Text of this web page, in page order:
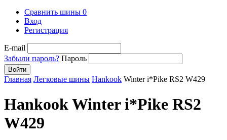
Сравнить шины 0
Вход
Регистрация
E-mail
Забыли пароль? Пароль
Войти
Главная Легковые шины Hankook Winter i*Pike RS2 W429
Hankook Winter i*Pike RS2
W429